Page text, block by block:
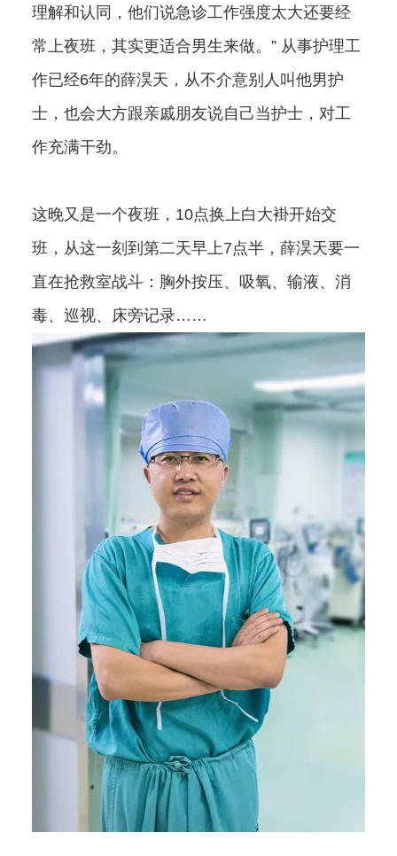
理解和认同，他们说急诊工作强度太大还要经
常上夜班，其实更适合男生来做。” 从事护理工
作已经6年的薛淏天，从不介意别人叫他男护
士，也会大方跟亲戚朋友说自己当护士，对工
作充满干劲。
这晚又是一个夜班，10点换上白大褂开始交
班，从这一刻到第二天早上7点半，薛淏天要一
直在抢救室战斗：胸外按压、吸氧、输液、消
毒、巡视、床旁记录……